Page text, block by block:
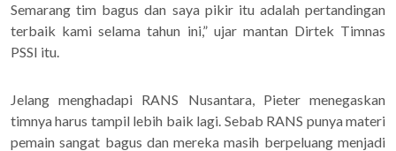
Semarang tim bagus dan saya pikir itu adalah pertandingan
terbaik kami selama tahun ini,” ujar mantan Dirtek Timnas
PSSI itu.
Jelang menghadapi RANS Nusantara, Pieter menegaskan
timnya harus tampil lebih baik lagi. Sebab RANS punya materi
pemain sangat bagus dan mereka masih berpeluang menjadi